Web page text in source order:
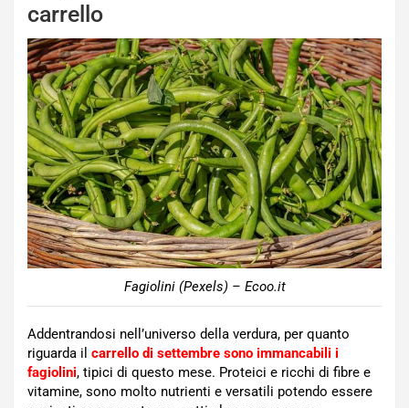
carrello
Fagiolini (Pexels) – Ecoo.it
Addentrandosi nell’universo della verdura, per quanto
riguarda il carrello di settembre sono immancabili i
fagiolini, tipici di questo mese. Proteici e ricchi di fibre e
vitamine, sono molto nutrienti e versatili potendo essere